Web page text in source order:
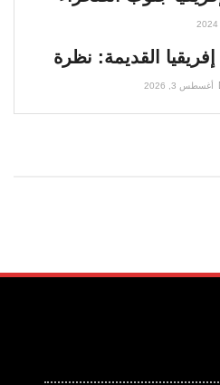
إفريقيا القديمة: نظرة
أغسطس 3, 2026